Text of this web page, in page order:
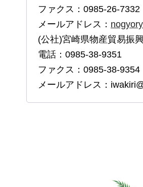
ファクス：0985-26-7332
メールアドレス：
(公社)宮崎県物産貿易振
電話：0985-38-9351
ファクス：0985-38-9354
メールアドレス：